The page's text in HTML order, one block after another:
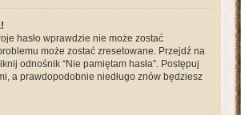
hasło wprawdzie nie może zostać
może zostać zresetowane. Przejdź na
odnośnik “Nie pamiętam hasła”. Postępuj
a prawdopodobnie niedługo znów będziesz